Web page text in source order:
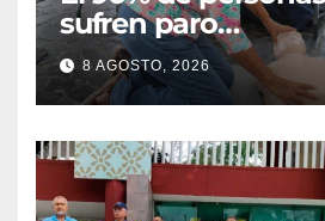
sufren paro
cardiorrespiratorio
8 AGOSTO, 2026